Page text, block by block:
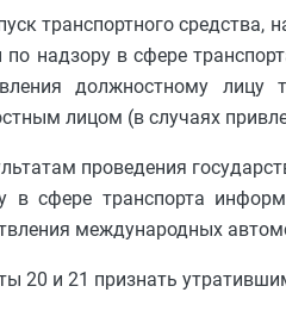
транспортного
надзору в сфере
должностному лицу
лицом (в случаях
проведения
в сфере транспорта
международных
20 и 21 признать